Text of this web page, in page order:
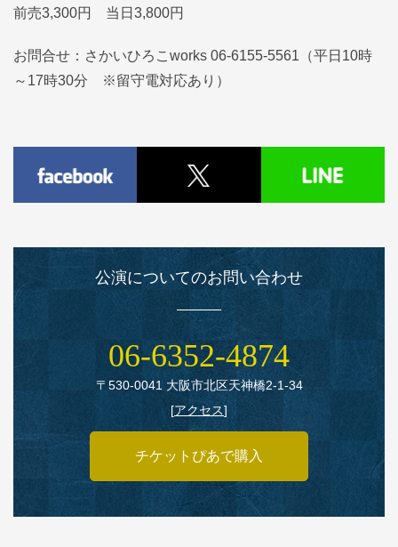
前売3,300円 当日3,800円
お問合せ：さかいひろこworks 06-6155-5561（平日10時
～17時30分 ※留守電対応あり）
公演についてのお問い合わせ
06‑6352‑4874
〒530‑0041 大阪市北区天神橋2‑1‑34
[アクセス]
チケットぴあで購入